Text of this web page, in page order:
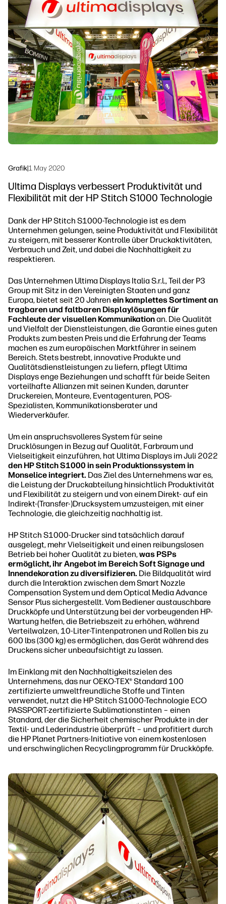
Workflow-Lösungen
Nachhaltigkeit
Grafik|1 May 2020
Ultima Displays verbessert Produktivität und
Flexibilität mit der HP Stitch S1000 Technologie
Dank der HP Stitch S1000-Technologie ist es dem
Unternehmen gelungen, seine Produktivität und Flexibilität
zu steigern, mit besserer Kontrolle über Druckaktivitäten,
Verbrauch und Zeit, und dabei die Nachhaltigkeit zu
respektieren.
Das Unternehmen Ultima Displays Italia S.r.l., Teil der P3
Group mit Sitz in den Vereinigten Staaten und ganz
Europa, bietet seit 20 Jahren ein komplettes Sortiment an
tragbaren und faltbaren Displaylösungen für
Fachleute der visuellen Kommunikationan. Die Qualität
und Vielfalt der Dienstleistungen, die Garantie eines guten
Produkts zum besten Preis und die Erfahrung der Teams
machen es zum europäischen Marktführer in seinem
Bereich. Stets bestrebt, innovative Produkte und
Qualitätsdienstleistungen zu liefern, pflegt Ultima
Displays enge Beziehungen und schafft für beide Seiten
vorteilhafte Allianzen mit seinen Kunden, darunter
Druckereien, Monteure, Eventagenturen, POS-
Spezialisten, Kommunikationsberater und
Wiederverkäufer.
Um ein anspruchsvolleres System für seine
Drucklösungen in Bezug auf Qualität, Farbraum und
Vielseitigkeit einzuführen, hat Ultima Displays im Juli 2022
den HP Stitch S1000 in sein Produktionssystem in
Monselice integriert. Das Ziel des Unternehmens war es,
die Leistung der Druckabteilung hinsichtlich Produktivität
und Flexibilität zu steigern und von einem Direkt- auf ein
Indirekt-(Transfer-)Drucksystem umzusteigen, mit einer
Technologie, die gleichzeitig nachhaltig ist.
HP Stitch S1000-Drucker sind tatsächlich darauf
ausgelegt, mehr Vielseitigkeit und einen reibungslosen
Betrieb bei hoher Qualität zu bieten,was PSPs
ermöglicht, ihr Angebot im Bereich Soft Signage und
Innendekoration zu diversifizieren. Die Bildqualität wird
durch die Interaktion zwischen dem Smart Nozzle
Compensation System und dem Optical Media Advance
Sensor Plus sichergestellt. Vom Bediener austauschbare
Druckköpfe und Unterstützung bei der vorbeugenden HP-
Wartung helfen, die Betriebszeit zu erhöhen, während
Verteilwalzen, 10-Liter-Tintenpatronen und Rollen bis zu
600 lbs (300 kg) es ermöglichen, das Gerät während des
Druckens sicher unbeaufsichtigt zu lassen.
Im Einklang mit den Nachhaltigkeitszielen des
Unternehmens, das nur OEKO-TEX® Standard 100
zertifizierte umweltfreundliche Stoffe und Tinten
verwendet, nutzt die HP Stitch S1000-Technologie ECO
PASSPORT-zertifizierte Sublimationstinten – einen
Standard, der die Sicherheit chemischer Produkte in der
Textil- und Lederindustrie überprüft – und profitiert durch
die HP Planet Partners-Initiative von einem kostenlosen
und erschwinglichen Recyclingprogramm für Druckköpfe.